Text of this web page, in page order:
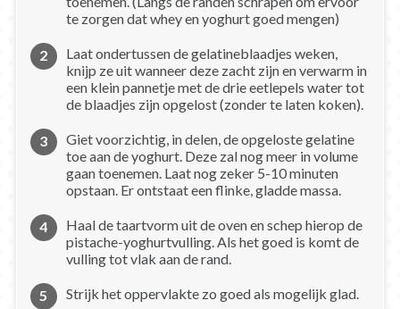
te zorgen dat whey en yoghurt goed mengen)
Laat ondertussen de gelatineblaadjes weken,
knijp ze uit wanneer deze zacht zijn en verwarm in
een klein pannetje met de drie eetlepels water tot
de blaadjes zijn opgelost (zonder te laten koken).
Giet voorzichtig, in delen, de opgeloste gelatine
toe aan de yoghurt. Deze zal nog meer in volume
gaan toenemen. Laat nog zeker 5-10 minuten
opstaan. Er ontstaat een flinke, gladde massa.
Haal de taartvorm uit de oven en schep hierop de
pistache-yoghurtvulling. Als het goed is komt de
vulling tot vlak aan de rand.
Strijk het oppervlakte zo goed als mogelijk glad.